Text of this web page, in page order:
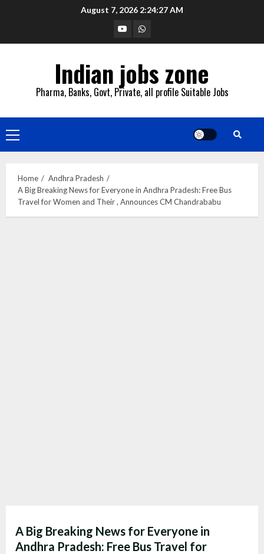
August 7, 2026 2:24:28 AM
YouTubeWhatsapp
Indian jobs zone
Pharma, Banks, Govt, Private, all profile Suitable Jobs
Primary
Menu
Home
Andhra Pradesh
A Big Breaking News for Everyone in Andhra Pradesh: Free Bus
Travel for Women and Their , Announces CM Chandrababu
A Big Breaking News for Everyone in
Andhra Pradesh: Free Bus Travel for